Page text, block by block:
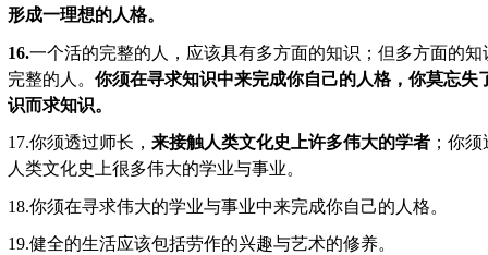
形成一理想的人格。
16.一个活的完整的人，应该具有多方面的知识；但多方面的
完整的人。 你须在寻求知识中来完成你自己的人格，你莫忘失
识而求知识。
17.你须透过师长， 来接触人类文化史上许多伟大的学者 ；你
人类文化史上很多伟大的学业与事业。
18.你须在寻求伟大的学业与事业中来完成你自己的人格。
19.健全的生活应该包括劳作的兴趣与艺术的修养。